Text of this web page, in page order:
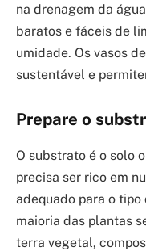
na drenagem da
baratos e fáceis de
umidade. Os vasos
sustentável e
Prepare o
O substrato é o solo
precisa ser rico em
adequado para o
maioria das plantas
terra vegetal,